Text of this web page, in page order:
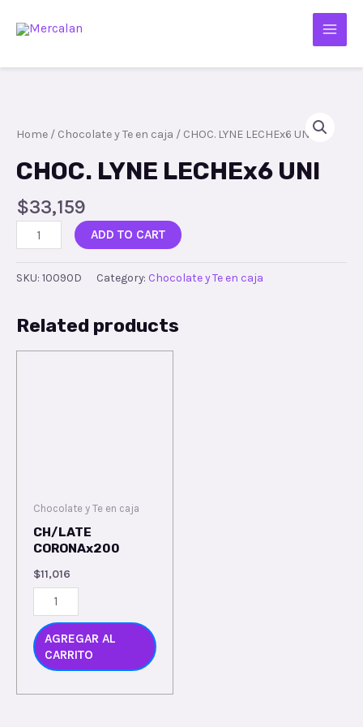
Home / Chocolate y Te en caja / CHOC. LYNE LECHEx6 UNI
CHOC. LYNE LECHEx6 UNI
$33,159
ADD TO CART
SKU: 10090D Category: Chocolate y Te en caja
Related products
Chocolate y Te en caja
CH/LATE
CORONAx200
$11,016
AGREGAR AL
CARRITO